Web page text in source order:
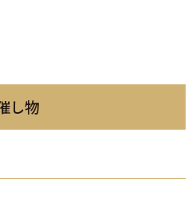
し物